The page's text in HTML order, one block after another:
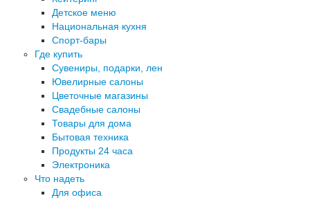
Детское меню
Национальная кухня
Спорт-бары
Где купить
Сувениры, подарки, лен
Ювелирные салоны
Цветочные магазины
Свадебные салоны
Товары для дома
Бытовая техника
Продукты 24 часа
Электроника
Что надеть
Для офиса